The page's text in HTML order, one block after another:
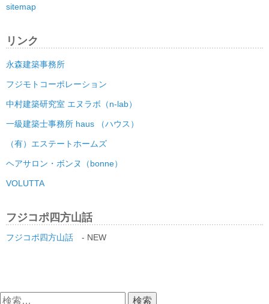
sitemap
リンク
永森建築事務所
フジモトコーポレーション
中村建築研究室 エヌラボ（n-lab）
一級建築士事務所 haus （ハウス）
（有）エステートホームズ
ヘアサロン・ボンヌ（bonne）
VOLUTTA
フジコポ四方山話
フジコポ四方山話 - NEW
検